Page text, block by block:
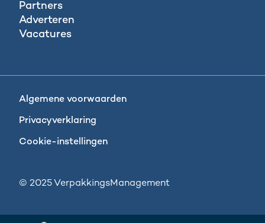
Partners
Adverteren
Vacatures
Algemene voorwaarden
Privacyverklaring
Cookie-instellingen
© 2025 VerpakkingsManagement